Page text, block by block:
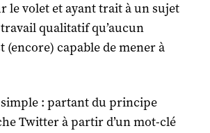
le volet et ayant trait à un sujet
qualitatif qu’aucun
(encore) capable de mener à
: partant du principe
Twitter à partir d’un mot-clé